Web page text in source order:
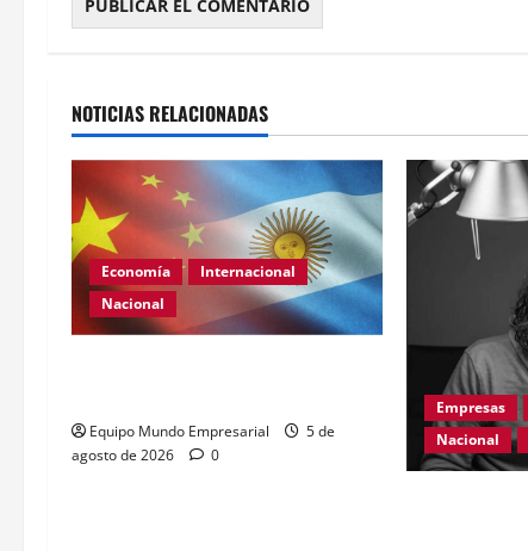
NOTICIAS RELACIONADAS
Economía
Internacional
Nacional
Equipo Mundo Empresarial
5 de
agosto de 2026
0
Empresas
Nacional